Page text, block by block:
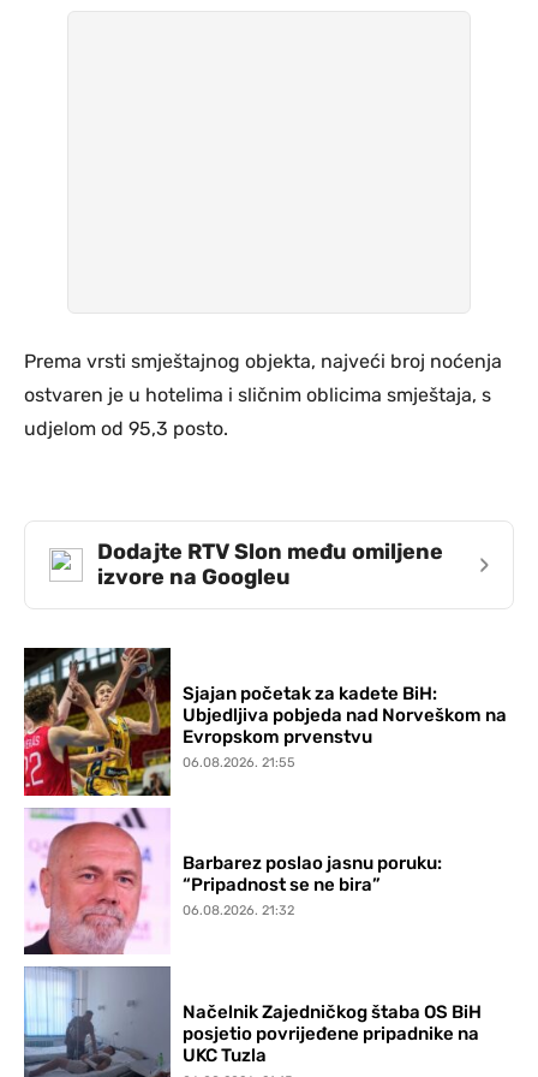
Prema vrsti smještajnog objekta, najveći broj noćenja
ostvaren je u hotelima i sličnim oblicima smještaja, s
udjelom od 95,3 posto.
Dodajte RTV Slon među omiljene
izvore na Googleu
›
Sjajan početak za kadete BiH:
Ubjedljiva pobjeda nad Norveškom na
Evropskom prvenstvu
06.08.2026. 21:55
Barbarez poslao jasnu poruku:
“Pripadnost se ne bira”
06.08.2026. 21:32
Načelnik Zajedničkog štaba OS BiH
posjetio povrijeđene pripadnike na
UKC Tuzla